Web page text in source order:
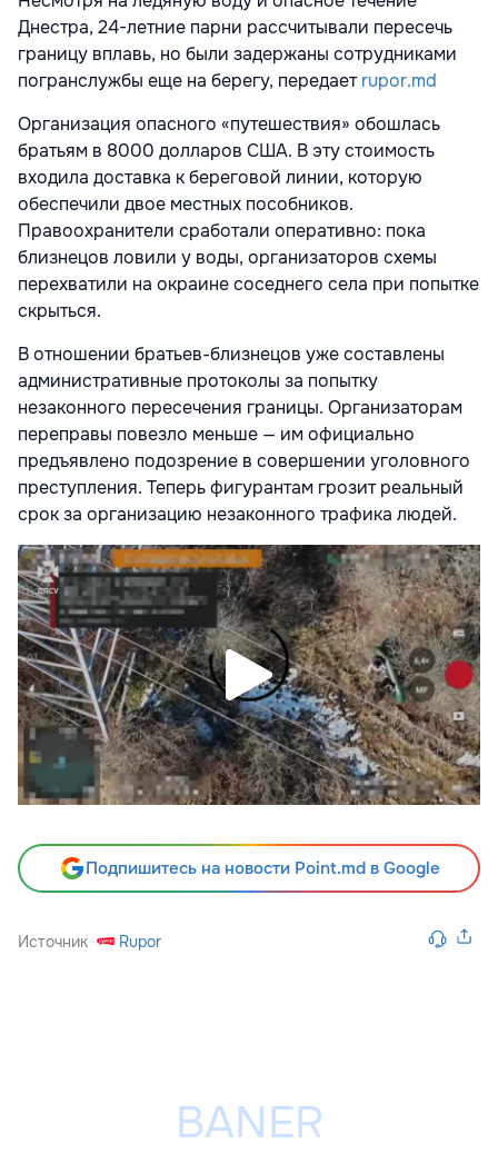
Днестра, 24-летние парни рассчитывали пересечь
границу вплавь, но были задержаны сотрудниками
погранслужбы еще на берегу, передаетrupor.md
Организация опасного «путешествия» обошлась
братьям в 8000 долларов США. В эту стоимость
входила доставка к береговой линии, которую
обеспечили двое местных пособников.
Правоохранители сработали оперативно: пока
близнецов ловили у воды, организаторов схемы
перехватили на окраине соседнего села при попытке
скрыться.
В отношении братьев-близнецов уже составлены
административные протоколы за попытку
незаконного пересечения границы. Организаторам
переправы повезло меньше — им официально
предъявлено подозрение в совершении уголовного
преступления. Теперь фигурантам грозит реальный
срок за организацию незаконного трафика людей.
Подпишитесь на новости Point.md в Google
Источник Rupor